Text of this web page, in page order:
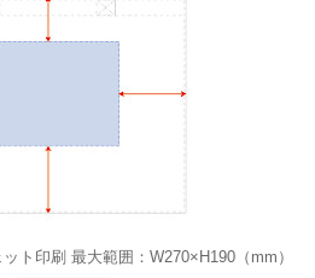
ト印刷 最大範囲：W270×H190（mm）